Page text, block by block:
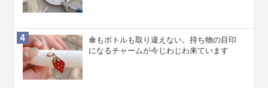
傘もボトルも取り違えない。持ち物の目印
になるチャームが今じわじわ来ています